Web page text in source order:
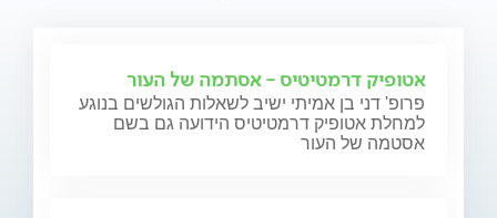
אטופיק דרמטיטיס - אסתמה של העור
פרופ' דני בן אמיתי ישיב לשאלות הגולשים בנוגע
למחלת אטופיק דרמטיטיס הידועה גם בשם
אסטמה של העור